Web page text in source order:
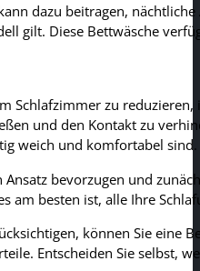
dazu beitragen,
gilt. Diese Bettwäsche
Schlafzimmer zu
und den Kontakt zu
weich und komfortabel sind.
Ansatz bevorzugen und
am besten ist, alle Ihre
können Sie eine
Entscheiden Sie selbst,